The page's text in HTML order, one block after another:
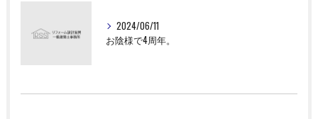
2024/06/11
お陰様で4周年。